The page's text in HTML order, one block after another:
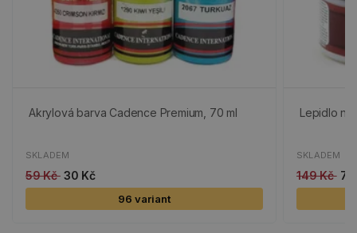
Akrylová barva Cadence Premium, 70 ml
SKLADEM
59 Kč 30 Kč
96 variant
Lepidlo
SKLADEM
149 Kč 75